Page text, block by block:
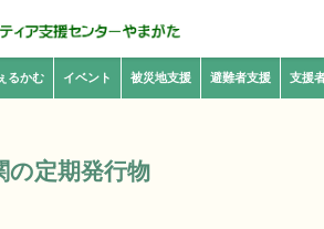
るかむ イベント 被災地支援 避難者支援 支援
の定期発行物